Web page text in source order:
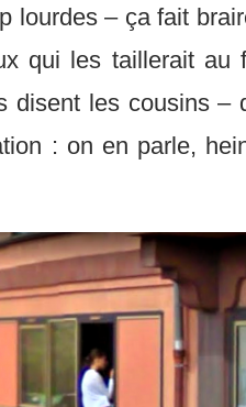
lourdes – ça fait
qui les taillerait au
disent les cousins –
: on en parle,